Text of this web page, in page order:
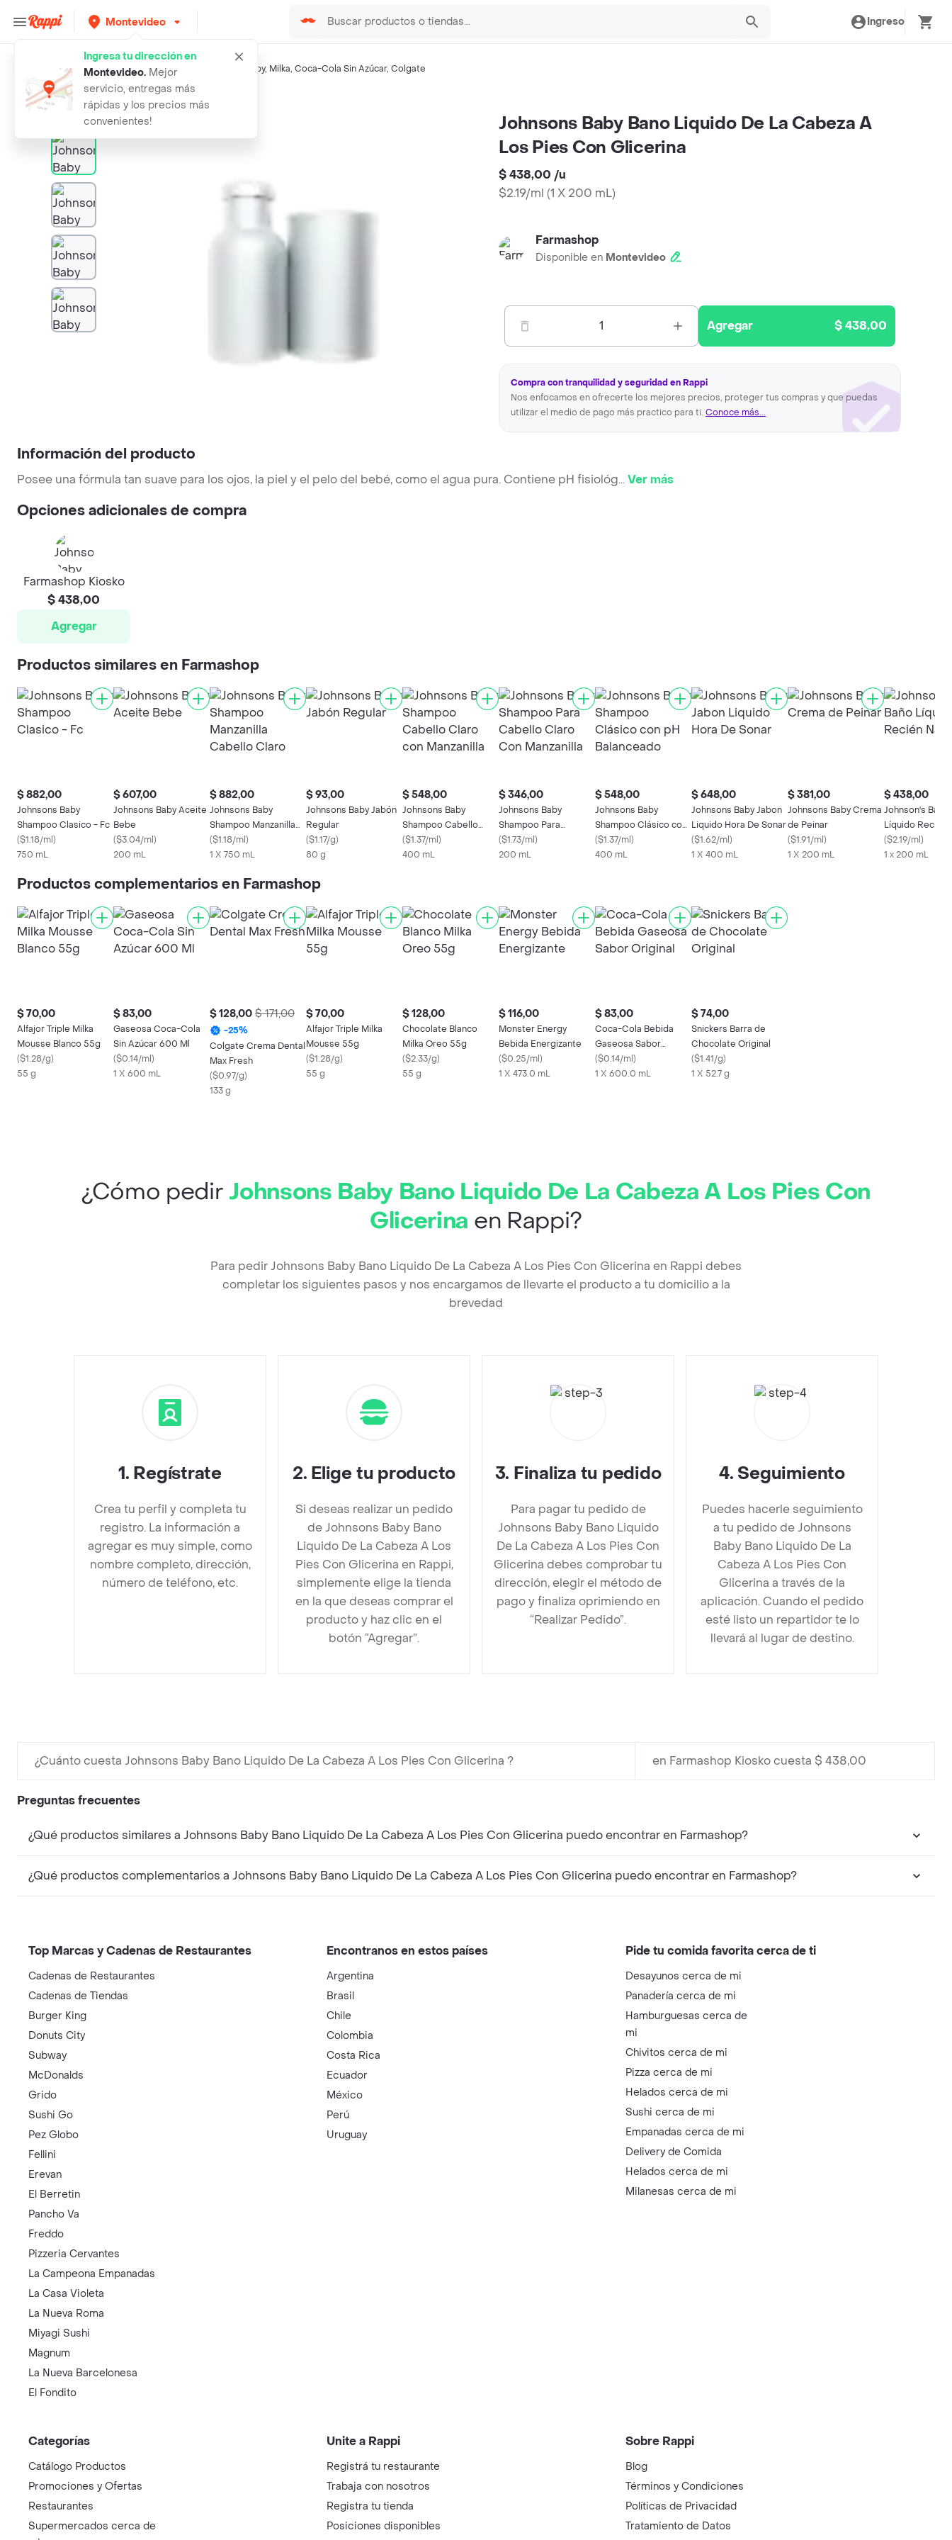
Montevideo
Ingresa tu dirección en
Montevideo. Mejor
servicio, entregas más
rápidas y los precios más
convenientes!
Ingreso
Búsquedas relacionadas:Shampoo y jabón Johnsons Baby, Milka, Coca-Cola Sin Azúcar, Colgate
Rappi johnsons baby bano liquido de la ca
Johnsons Baby Bano Liquido De La Cabeza A
Los Pies Con Glicerina
$ 438,00 /u
$2.19/ml (1 X 200 mL)
Farmashop
Disponible en Montevideo
1 Agregar $ 438,00
Compra con tranquilidad y seguridad en Rappi
Nos enfocamos en ofrecerte los mejores precios, proteger tus compras y que puedas
utilizar el medio de pago más practico para ti. Conoce más...
Información del producto
Posee una fórmula tan suave para los ojos, la piel y el pelo del bebé, como el agua pura. Contiene pH fisiológ...Ver más
Opciones adicionales de compra
Farmashop Kiosko
$ 438,00
Agregar
Productos similares en Farmashop
$ 882,00
Johnsons Baby
Shampoo Clasico - Fc
($1.18/ml)
750 mL
$ 607,00
Johnsons Baby Aceite
Bebe
($3.04/ml)
200 mL
$ 882,00
Johnsons Baby
Shampoo Manzanilla
Cabello Claro
($1.18/ml)
1 X 750 mL
$ 93,00
Johnsons Baby Jabón
Regular
($1.17/g)
80 g
$ 548,00
Johnsons Baby
Shampoo Cabello
Claro con Manzanilla
($1.37/ml)
400 mL
$ 346,00
Johnsons Baby
Shampoo Para
Cabello Claro Con
Manzanilla
($1.73/ml)
200 mL
$ 548,00
Johnsons Baby
Shampoo Clásico con
pH Balanceado
($1.37/ml)
400 mL
$ 648,00
Johnsons Baby Jabon
Liquido Hora De Sonar
($1.62/ml)
1 X 400 mL
$ 381,00
Johnsons Baby Crema
de Peinar
($1.91/ml)
1 X 200 mL
$ 438,00
Johnson's Baño
Líquido Recién
($2.19/ml)
1 x 200 mL
Productos complementarios en Farmashop
$ 70,00
Alfajor Triple Milka
Mousse Blanco 55g
($1.28/g)
55 g
$ 83,00
Gaseosa Coca-Cola
Sin Azúcar 600 Ml
($0.14/ml)
1 X 600 mL
$ 128,00 $ 171,00
-25%
Colgate Crema Dental
Max Fresh
($0.97/g)
133 g
$ 70,00
Alfajor Triple Milka
Mousse 55g
($1.28/g)
55 g
$ 128,00
Chocolate Blanco
Milka Oreo 55g
($2.33/g)
55 g
$ 116,00
Monster Energy
Bebida Energizante
($0.25/ml)
1 X 473.0 mL
$ 83,00
Coca-Cola Bebida
Gaseosa Sabor
Original
($0.14/ml)
1 X 600.0 mL
$ 74,00
Snickers Barra de
Chocolate Original
($1.41/g)
1 X 52.7 g
¿Cómo pedir Johnsons Baby Bano Liquido De La Cabeza A Los Pies Con
Glicerina en Rappi?
Para pedir Johnsons Baby Bano Liquido De La Cabeza A Los Pies Con Glicerina en Rappi debes
completar los siguientes pasos y nos encargamos de llevarte el producto a tu domicilio a la
brevedad
1. Regístrate
Crea tu perfil y completa tu
registro. La información a
agregar es muy simple, como
nombre completo, dirección,
número de teléfono, etc.
2. Elige tu producto
Si deseas realizar un pedido
de Johnsons Baby Bano
Liquido De La Cabeza A Los
Pies Con Glicerina en Rappi,
simplemente elige la tienda
en la que deseas comprar el
producto y haz clic en el
botón “Agregar”.
3. Finaliza tu pedido
Para pagar tu pedido de
Johnsons Baby Bano Liquido
De La Cabeza A Los Pies Con
Glicerina debes comprobar tu
dirección, elegir el método de
pago y finaliza oprimiendo en
“Realizar Pedido”.
4. Seguimiento
Puedes hacerle seguimiento
a tu pedido de Johnsons
Baby Bano Liquido De La
Cabeza A Los Pies Con
Glicerina a través de la
aplicación. Cuando el pedido
esté listo un repartidor te lo
llevará al lugar de destino.
¿Cuánto cuesta Johnsons Baby Bano Liquido De La Cabeza A Los Pies Con Glicerina ? en Farmashop Kiosko cuesta $ 438,00
Preguntas frecuentes
¿Qué productos similares a Johnsons Baby Bano Liquido De La Cabeza A Los Pies Con Glicerina puedo encontrar en Farmashop?
¿Qué productos complementarios a Johnsons Baby Bano Liquido De La Cabeza A Los Pies Con Glicerina puedo encontrar en Farmashop?
Top Marcas y Cadenas de Restaurantes
Cadenas de Restaurantes
Cadenas de Tiendas
Burger King
Donuts City
Subway
McDonalds
Grido
Sushi Go
Pez Globo
Fellini
Erevan
El Berretin
Pancho Va
Freddo
Pizzeria Cervantes
La Campeona Empanadas
La Casa Violeta
La Nueva Roma
Miyagi Sushi
Magnum
La Nueva Barcelonesa
El Fondito
Encontranos en estos países
Argentina
Brasil
Chile
Colombia
Costa Rica
Ecuador
México
Perú
Uruguay
Pide tu comida favorita cerca de ti
Desayunos cerca de mi
Panadería cerca de mi
Hamburguesas cerca de
mi
Chivitos cerca de mi
Pizza cerca de mi
Helados cerca de mi
Sushi cerca de mi
Empanadas cerca de mi
Delivery de Comida
Helados cerca de mi
Milanesas cerca de mi
Categorías
Catálogo Productos
Promociones y Ofertas
Restaurantes
Supermercados cerca de
Unite a Rappi
Registrá tu restaurante
Trabaja con nosotros
Registra tu tienda
Posiciones disponibles
Sobre Rappi
Blog
Términos y Condiciones
Políticas de Privacidad
Tratamiento de Datos